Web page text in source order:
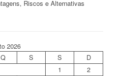
Riscos e Alternativas
2026
Q S S
D
1
2